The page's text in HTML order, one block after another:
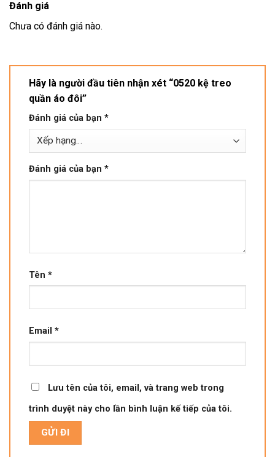
Đánh giá
Chưa có đánh giá nào.
Hãy là người đầu tiên nhận xét “0520 kệ treo
quần áo đôi”
Đánh giá của bạn *
Đánh giá của bạn *
Tên *
Email *
Lưu tên của tôi, email, và trang web trong
trình duyệt này cho lần bình luận kế tiếp của tôi.